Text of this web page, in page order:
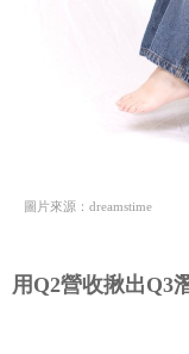
圖片來源：dreamstime
用Q2營收揪出Q3